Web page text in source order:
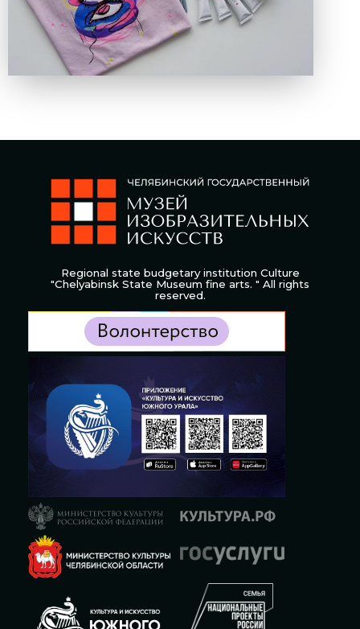
Regional state budgetary institution Culture
"Chelyabinsk State Museum fine arts. " All rights
reserved.